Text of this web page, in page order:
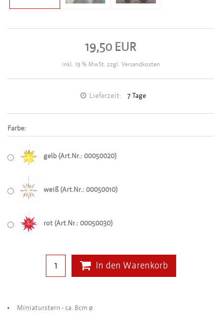
19,50 EUR
inkl. 19 % MwSt. zzgl. Versandkosten
Lieferzeit: 7 Tage
Farbe:
gelb (Art.Nr.: 00050020)
weiß (Art.Nr.: 00050010)
rot (Art.Nr.: 00050030)
In den Warenkorb
Miniaturstern - ca. 8cm ø